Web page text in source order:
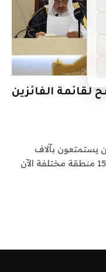
فيصل 2023 تُمنح لقائمة الفائزين
يستمتعون بآلاف
مناطق الجذب في موسم الرياض عبر 15 منطقة مختلفة الآن